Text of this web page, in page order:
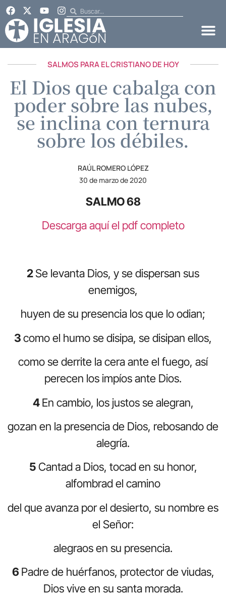
SALMOS PARA EL CRISTIANO DE HOY
El Dios que cabalga con
poder sobre las nubes,
se inclina con ternura
sobre los débiles.
RAÚL ROMERO LÓPEZ
30 de marzo de 2020
SALMO 68
Descarga aquí el pdf completo
2Se levanta Dios, y se dispersan sus
enemigos,
huyen de su presencia los que lo odian;
3como el humo se disipa, se disipan ellos,
como se derrite la cera ante el fuego, así
perecen los impíos ante Dios.
4En cambio, los justos se alegran,
gozan en la presencia de Dios, rebosando de
alegría.
5Cantad a Dios, tocad en su honor,
alfombrad el camino
del que avanza por el desierto, su nombre es
el Señor:
alegraos en su presencia.
6 Padre de huérfanos, protector de viudas,
Dios vive en su santa morada.